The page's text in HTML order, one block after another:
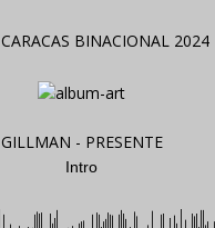
GILLMAN - PRESENTE
Intro